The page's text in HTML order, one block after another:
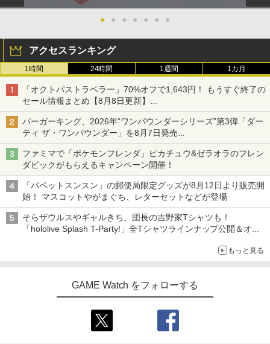
● ● ● ● ● ● ●
アクセスランキング
1時間 24時間 1週間 1カ月
「オクトパストラベラー」70%オフで1,643円！ もうすぐ終了の
セール情報まとめ【8月8日更新】
ニンテンドーeショップでは「大神 絶景版」が67%オフで990円
バーガーキング、2026年“ワンパウンダーシリーズ”第3弾「ダー
ティ ザ・ワンパウンダー」を8月7日発売
「特製ガーリックマヨソース」を使用した超大型チーズバーガー
ファミマで「ポケモンフレンダ」ピカチュウ&ゼラオラのフレン
ダピックがもらえるキャンペーン開催！
「パペットスンスン」の郵便局限定グッズが8月12日より販売開
始！ マスコットやがまぐち、レターセットなどが登場
そらザウルスやギャルきち、団長の吉野家Tシャツも！
「hololive Splash T-Party!」全Tシャツラインナップ公開＆オン
もっと見る
GAME Watch をフォローする